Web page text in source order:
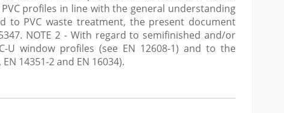
profiles in line with the general understanding
to PVC waste treatment, the present document
NOTE 2 - With regard to semifinished and/or
window profiles (see EN 12608-1) and to the
14351-2 and EN 16034).